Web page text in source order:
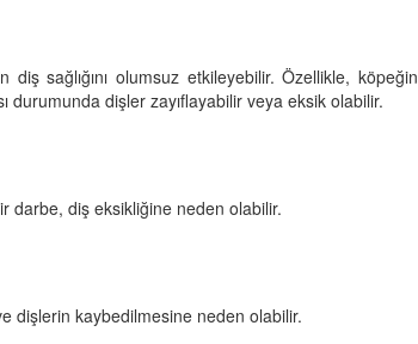
sağlığını olumsuz etkileyebilir. Özellikle, köpeğin
dişler zayıflayabilir veya eksik olabilir.
darbe, diş eksikliğine neden olabilir.
dişlerin kaybedilmesine neden olabilir.
Zeka Geliştirici Oyunlar”
09.10.2025
Diyor?